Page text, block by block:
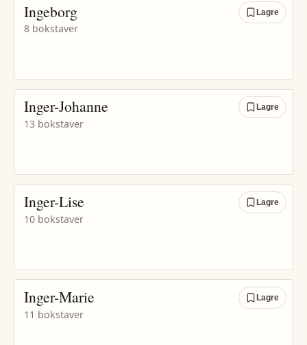
Ingeborg
8 bokstaver
Lagre
Inger-Johanne
13 bokstaver
Lagre
Inger-Lise
10 bokstaver
Lagre
Inger-Marie
11 bokstaver
Lagre